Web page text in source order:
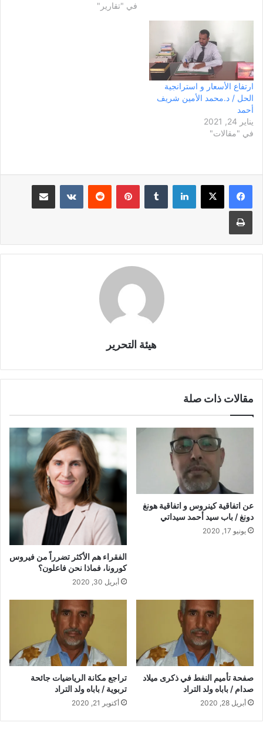
في "تقارير"
ارتفاع الأسعار و استرانجية
الحل / د.محمد الأمين شريف
أحمد
يناير 24, 2021
في "مقالات"
لينكدإن بينتيريست مشاركة عبر البريد
طباعة
هيئة التحرير
مقالات ذات صلة
عن اتفاقية كينروس و اتفاقية هونغ
دونغ / باب سيد أحمد سيداتي
يونيو 17, 2020
الفقراء هم الأكثر تضرراً من فيروس
كورونا، فماذا نحن فاعلون؟
أبريل 30, 2020
صفحة تأميم النفط في ذكرى ميلاد
صدام / باباه ولد التراد
أبريل 28, 2020
تراجع مكانة الرياضيات جائحة
تربوية / باباه ولد التراد
أكتوبر 21, 2020